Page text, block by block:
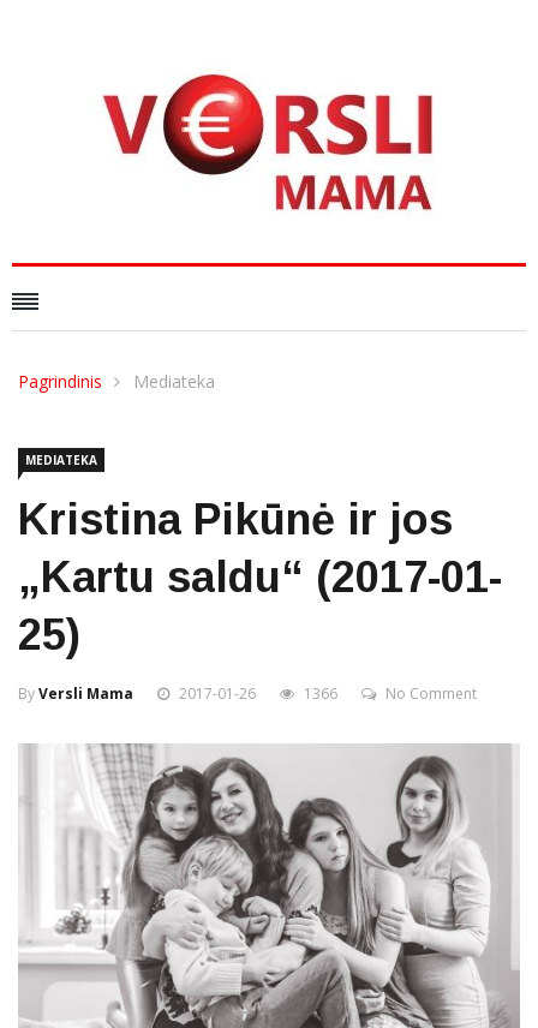
Pagrindinis Mediateka
MEDIATEKA
Kristina Pikūnė ir jos
„Kartu saldu“ (2017-01-
25)
ByVersli Mama 2017-01-26 1366 No Comment